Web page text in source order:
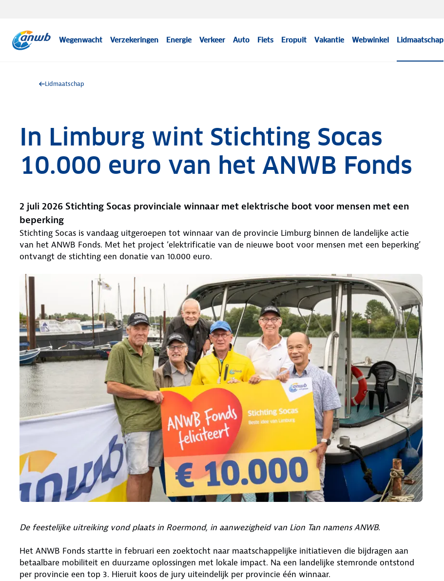
Wegenwacht Verzekeringen Energie Verkeer Auto Fiets Eropuit Vakantie Webwinkel Lidmaatschap
Lidmaatschap
In Limburg wint Stichting Socas
10.000 euro van het ANWB Fonds
2 juli 2026 Stichting Socas provinciale winnaar met elektrische boot voor mensen met een
beperking
Stichting Socas is vandaag uitgeroepen tot winnaar van de provincie Limburg binnen de landelijke actie
van het ANWB Fonds. Met het project ‘elektrificatie van de nieuwe boot voor mensen met een beperking’
ontvangt de stichting een donatie van 10.000 euro.
De feestelijke uitreiking vond plaats in Roermond, in aanwezigheid van Lion Tan namens ANWB.
Het ANWB Fonds startte in februari een zoektocht naar maatschappelijke initiatieven die bijdragen aan
betaalbare mobiliteit en duurzame oplossingen met lokale impact. Na een landelijke stemronde ontstond
per provincie een top 3. Hieruit koos de jury uiteindelijk per provincie één winnaar.